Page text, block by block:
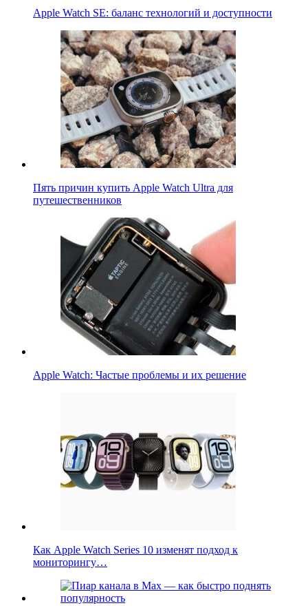
Apple Watch SE: баланс технологий и доступности
Пять причин купить Apple Watch Ultra для
путешественников
Apple Watch: Частые проблемы и их решение
Как Apple Watch Series 10 изменят подход к
мониторингу…